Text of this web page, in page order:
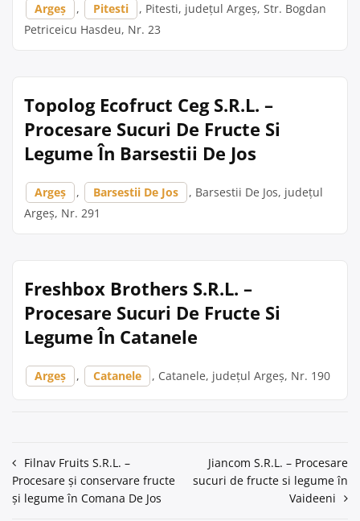
Argeș , Pitesti
, Pitesti, județul Argeș, Str. Bogdan
Petriceicu Hasdeu, Nr. 23
Topolog Ecofruct Ceg S.R.L. –
Procesare Sucuri De Fructe Si
Legume În Barsestii De Jos
Argeș , Barsestii De Jos
, Barsestii De Jos, județul
Argeș, Nr. 291
Freshbox Brothers S.R.L. –
Procesare Sucuri De Fructe Si
Legume În Catanele
Argeș , Catanele , Catanele, județul Argeș, Nr. 190
Navigare
în
Filnav Fruits S.R.L. –
Procesare și conservare fructe
și legume în Comana De Jos
Jiancom S.R.L. – Procesare
sucuri de fructe si legume în
Vaideeni